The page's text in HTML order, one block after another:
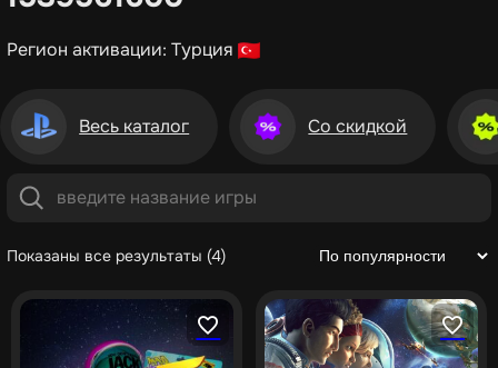
Регион активации: Турция
Весь каталог Со скидкой
Показаны все результаты (4)